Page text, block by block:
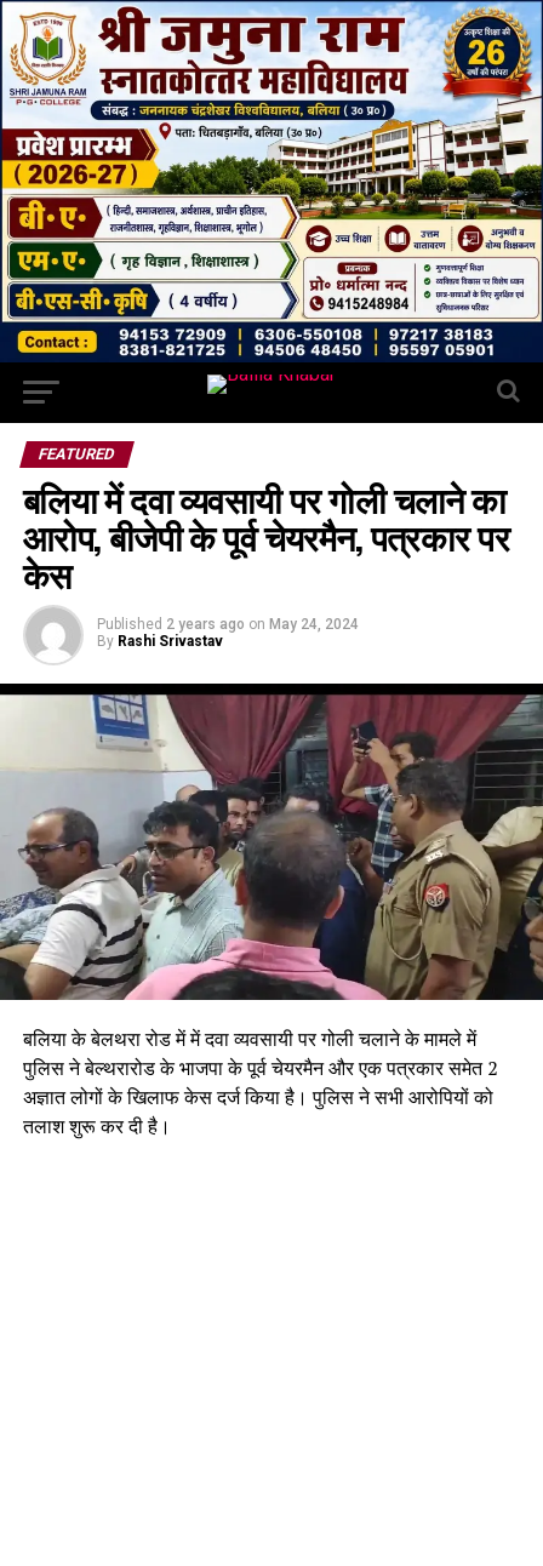
FEATURED
बलिया में दवा व्यवसायी पर गोली चलाने का
आरोप, बीजेपी के पूर्व चेयरमैन, पत्रकार पर
केस
Published 2 years ago on May 24, 2024
By Rashi Srivastav
बलिया के बेलथरा रोड में में दवा व्यवसायी पर गोली चलाने के मामले में
पुलिस ने बेल्थरारोड के भाजपा के पूर्व चेयरमैन और एक पत्रकार समेत 2
अज्ञात लोगों के खिलाफ केस दर्ज किया है। पुलिस ने सभी आरोपियों को
तलाश शुरू कर दी है।